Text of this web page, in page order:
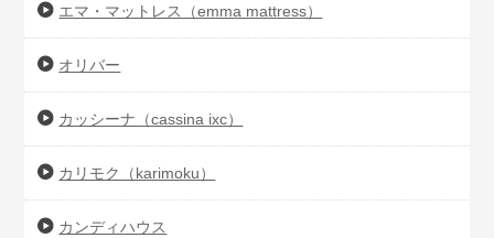
エマ・マットレス（emma mattress）
オリバー
カッシーナ（cassina ixc）
カリモク（karimoku）
カンディハウス